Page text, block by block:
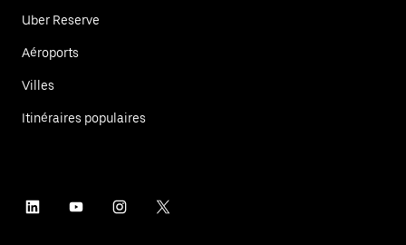
Uber Reserve
Aéroports
Villes
Itinéraires populaires